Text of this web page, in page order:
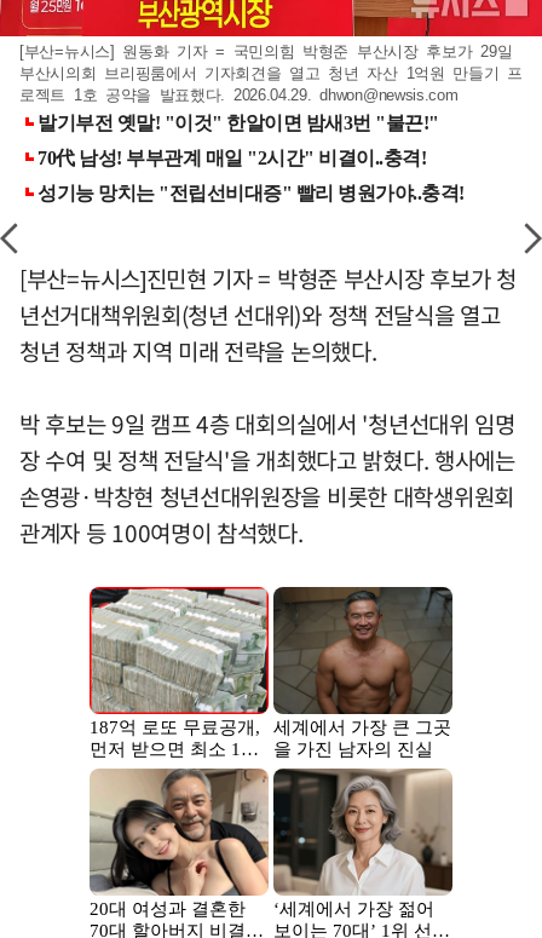
[부산=뉴시스] 원동화 기자 = 국민의힘 박형준 부산시장 후보가 29일
부산시의회 브리핑룸에서 기자회견을 열고 청년 자산 1억원 만들기 프
로젝트 1호 공약을 발표했다. 2026.04.29.dhwon@newsis.com
[부산=뉴시스]진민현 기자 = 박형준 부산시장 후보가 청
년선거대책위원회(청년 선대위)와 정책 전달식을 열고
청년 정책과 지역 미래 전략을 논의했다.
박 후보는 9일 캠프 4층 대회의실에서 '청년선대위 임명
장 수여 및 정책 전달식'을 개최했다고 밝혔다. 행사에는
손영광·박창현 청년선대위원장을 비롯한 대학생위원회
관계자 등 100여명이 참석했다.